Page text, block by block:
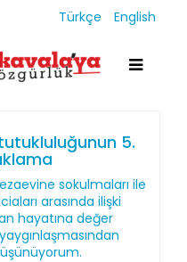
Türkçe English
5.
sokulmaları ile
arasında ilişki
hayatına değer